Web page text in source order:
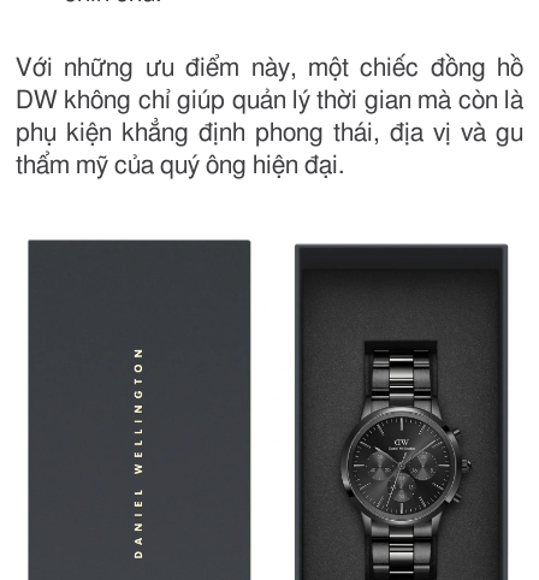
Với những ưu điểm này, một chiếc đồng hồ
DW không chỉ giúp quản lý thời gian mà còn là
phụ kiện khẳng định phong thái, địa vị và gu
thẩm mỹ của quý ông hiện đại.